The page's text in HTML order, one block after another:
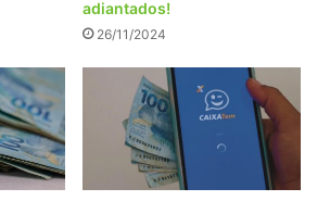
adiantados!
26/11/2024